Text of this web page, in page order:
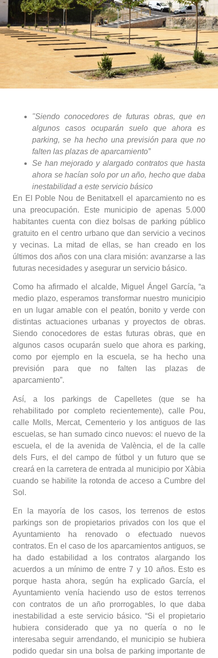
"Siendo conocedores de futuras obras, que en
algunos casos ocuparán suelo que ahora es
parking, se ha hecho una previsión para que no
falten las plazas de aparcamiento”
Se han mejorado y alargado contratos que hasta
ahora se hacían solo por un año, hecho que daba
inestabilidad a este servicio básico
En El Poble Nou de Benitatxell el aparcamiento no es
una preocupación. Este municipio de apenas 5.000
habitantes cuenta con diez bolsas de parking público
gratuito en el centro urbano que dan servicio a vecinos
y vecinas. La mitad de ellas, se han creado en los
últimos dos años con una clara misión: avanzarse a las
futuras necesidades y asegurar un servicio básico.
Como ha afirmado el alcalde, Miguel Ángel García, “a
medio plazo, esperamos transformar nuestro municipio
en un lugar amable con el peatón, bonito y verde con
distintas actuaciones urbanas y proyectos de obras.
Siendo conocedores de estas futuras obras, que en
algunos casos ocuparán suelo que ahora es parking,
como por ejemplo en la escuela, se ha hecho una
previsión para que no falten las plazas de
aparcamiento”.
Así, a los parkings de Capelletes (que se ha
rehabilitado por completo recientemente), calle Pou,
calle Molls, Mercat, Cementerio y los antiguos de las
escuelas, se han sumado cinco nuevos: el nuevo de la
escuela, el de la avenida de València, el de la calle
dels Furs, el del campo de fútbol y un futuro que se
creará en la carretera de entrada al municipio por Xàbia
cuando se habilite la rotonda de acceso a Cumbre del
Sol.
En la mayoría de los casos, los terrenos de estos
parkings son de propietarios privados con los que el
Ayuntamiento ha renovado o efectuado nuevos
contratos. En el caso de los aparcamientos antiguos, se
ha dado estabilidad a los contratos alargando los
acuerdos a un mínimo de entre 7 y 10 años. Esto es
porque hasta ahora, según ha explicado García, el
Ayuntamiento venía haciendo uso de estos terrenos
con contratos de un año prorrogables, lo que daba
inestabilidad a este servicio básico. “Si el propietario
hubiera considerado que ya no quería o no le
interesaba seguir arrendando, el municipio se hubiera
podido quedar sin una bolsa de parking importante de